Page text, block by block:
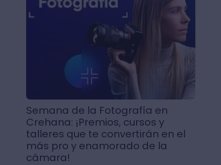
Semana de la Fotografía en
Crehana: ¡Premios, cursos y
talleres que te convertirán en el
más pro y enamorado de la
cámara!